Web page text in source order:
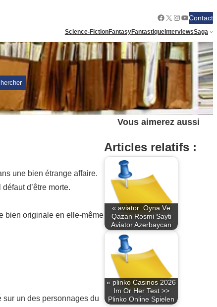
Facebook
X Instagram
YouTube
Contact
Science-FictionFantasyFantastiqueInterviewsSaga
une bien étrange affaire.
d’être morte.
bien originale en elle-même
sur un des personnages du
Vous aimerez aussi
Articles relatifs :
« aviator ️ Oyna Və
Qazan Rəsmi Sayti
Aviator Azerbaycan
« plinko Casinos 2026
Im Or Her Test >>
Plinko Online Spielen